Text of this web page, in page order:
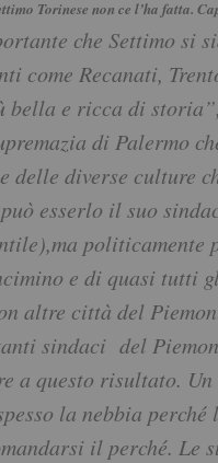
Torinese non ce l’ha fatta.
che Settimo si
Recanati,
e ricca di
di Palermo
delle diverse culture
esserlo il suo
politicamente
e di quasi tutti
altre città del
sindaci del
a questo risultato.
la nebbia
il perché.